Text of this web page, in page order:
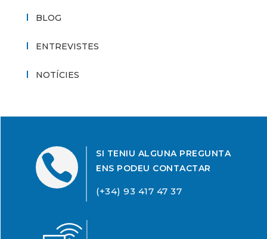
BLOG
ENTREVISTES
NOTÍCIES

SI TENIU ALGUNA PREGUNTA
ENS PODEU CONTACTAR
(+34) 93 417 47 37